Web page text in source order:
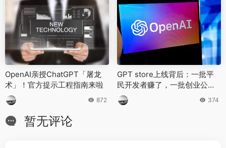
OpenAI亲授ChatGPT「屠龙
术」！官方提示工程指南来啦
872
GPT store上线背后：一批平
民开发者赚了，一批创业公司
死了
374
暂无评论